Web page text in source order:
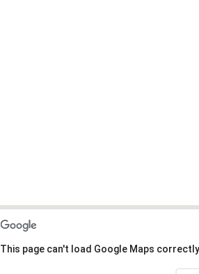
This page can't load Google Maps